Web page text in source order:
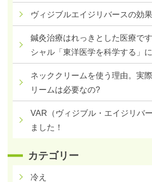
ヴィジブルエイジリバースの効
鍼灸治療はれっきとした医療で
シャル「東洋医学を科学する」
ネッククリームを使う理由。実
リームは必要なの?
VAR（ヴィジブル・エイジリバ
ました！
カテゴリー
冷え